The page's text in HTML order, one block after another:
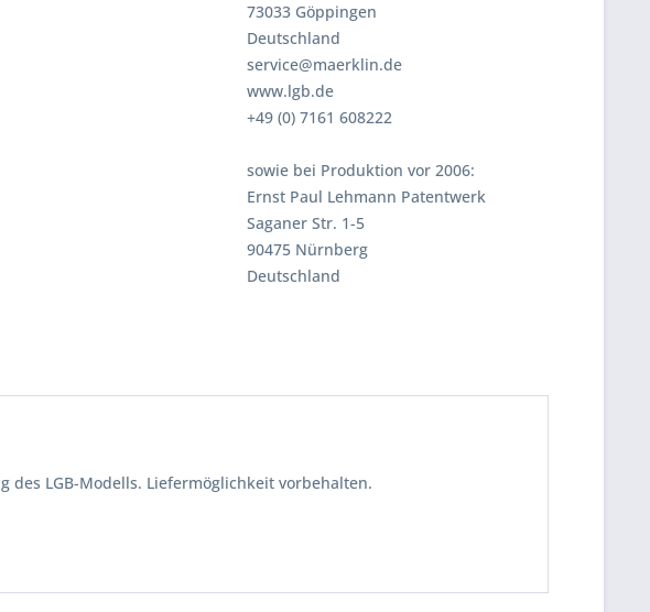
73033 Göppingen
Deutschland
service@maerklin.de
www.lgb.de
+49 (0) 7161 608222
sowie bei Produktion vor 2006:
Ernst Paul Lehmann Patentwerk
Saganer Str. 1-5
90475 Nürnberg
Deutschland
des LGB-Modells. Liefermöglichkeit vorbehalten.